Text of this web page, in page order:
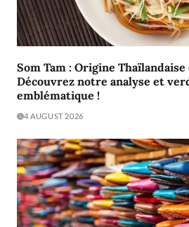
Som Tam : Origine
Découvrez notre analyse et
emblématique !
4 AUGUST 2026